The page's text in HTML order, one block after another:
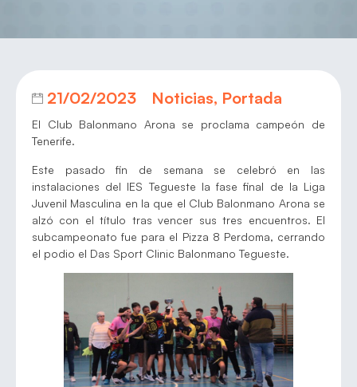
21/02/2023 Noticias, Portada
El Club Balonmano Arona se proclama campeón de
Tenerife.
Este pasado fin de semana se celebró en las
instalaciones del IES Tegueste la fase final de la Liga
Juvenil Masculina en la que el Club Balonmano Arona se
alzó con el título tras vencer sus tres encuentros. El
subcampeonato fue para el Pizza 8 Perdoma, cerrando
el podio el Das Sport Clinic Balonmano Tegueste.